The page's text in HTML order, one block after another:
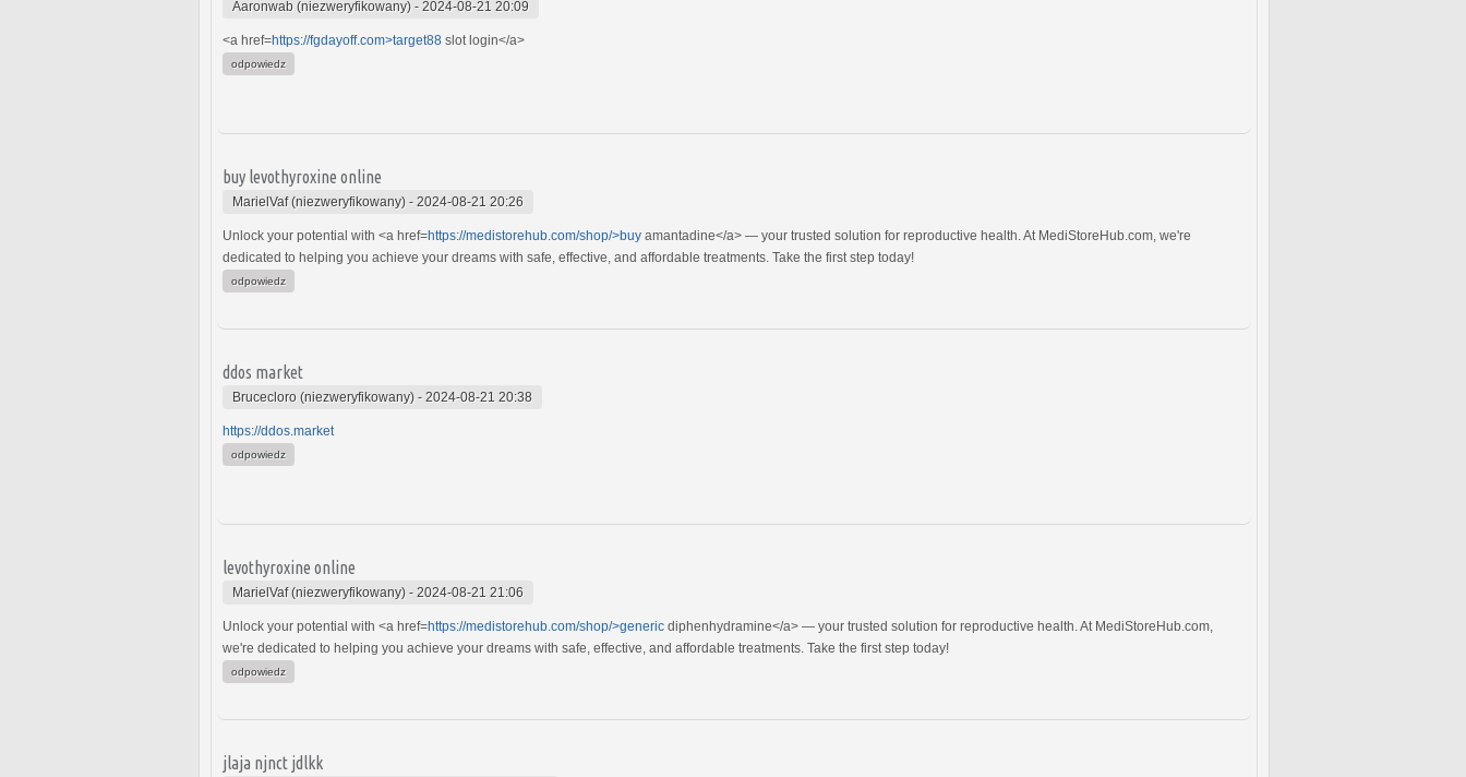
Aaronwab (niezweryfikowany) - 2024-08-21 20:09
<a href=https://fgdayoff.com>target88 slot login</a>
odpowiedz
buy levothyroxine online
MarielVaf (niezweryfikowany) - 2024-08-21 20:26
Unlock your potential with <a href=https://medistorehub.com/shop/>buy amantadine</a> — your trusted solution for reproductive health. At MediStoreHub.com, we're
dedicated to helping you achieve your dreams with safe, effective, and affordable treatments. Take the first step today!
odpowiedz
ddos market
Brucecloro (niezweryfikowany) - 2024-08-21 20:38
https://ddos.market
odpowiedz
levothyroxine online
MarielVaf (niezweryfikowany) - 2024-08-21 21:06
Unlock your potential with <a href=https://medistorehub.com/shop/>generic diphenhydramine</a> — your trusted solution for reproductive health. At MediStoreHub.com,
we're dedicated to helping you achieve your dreams with safe, effective, and affordable treatments. Take the first step today!
odpowiedz
jlaja njnct jdlkk